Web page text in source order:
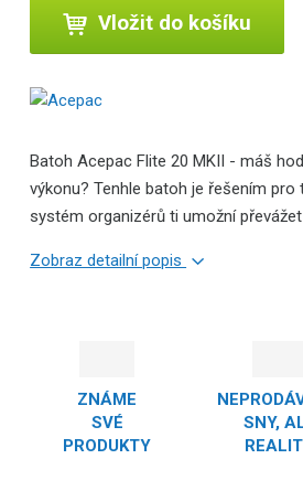
Vložit do košíku
Batoh Acepac Flite 20 MKII - máš
výkonu? Tenhle batoh je řešením
systém organizérů ti umožní
Zobraz detailní popis
ZNÁME
SVÉ
PRODUKTY
SNY,